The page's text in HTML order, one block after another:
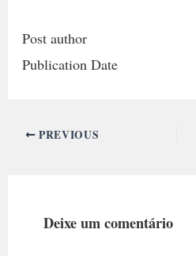
Post author
Publication Date
PREVIOUS
Deixe um comentário